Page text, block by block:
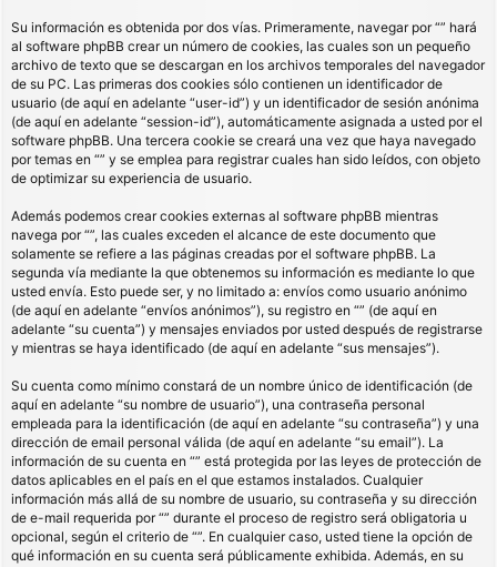
Su información es obtenida por dos vías. Primeramente, navegar por “” hará
al software phpBB crear un número de cookies, las cuales son un pequeño
archivo de texto que se descargan en los archivos temporales del navegador
de su PC. Las primeras dos cookies sólo contienen un identificador de
usuario (de aquí en adelante “user-id”) y un identificador de sesión anónima
(de aquí en adelante “session-id”), automáticamente asignada a usted por el
software phpBB. Una tercera cookie se creará una vez que haya navegado
por temas en “” y se emplea para registrar cuales han sido leídos, con objeto
de optimizar su experiencia de usuario.
Además podemos crear cookies externas al software phpBB mientras
navega por “”, las cuales exceden el alcance de este documento que
solamente se refiere a las páginas creadas por el software phpBB. La
segunda vía mediante la que obtenemos su información es mediante lo que
usted envía. Esto puede ser, y no limitado a: envíos como usuario anónimo
(de aquí en adelante “envíos anónimos”), su registro en “” (de aquí en
adelante “su cuenta”) y mensajes enviados por usted después de registrarse
y mientras se haya identificado (de aquí en adelante “sus mensajes”).
Su cuenta como mínimo constará de un nombre único de identificación (de
aquí en adelante “su nombre de usuario”), una contraseña personal
empleada para la identificación (de aquí en adelante “su contraseña”) y una
dirección de email personal válida (de aquí en adelante “su email”). La
información de su cuenta en “” está protegida por las leyes de protección de
datos aplicables en el país en el que estamos instalados. Cualquier
información más allá de su nombre de usuario, su contraseña y su dirección
de e-mail requerida por “” durante el proceso de registro será obligatoria u
opcional, según el criterio de “”. En cualquier caso, usted tiene la opción de
qué información en su cuenta será públicamente exhibida. Además, en su